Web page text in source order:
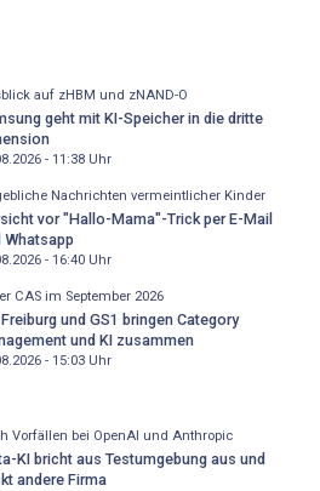
auf zHBM und zNAND-O
geht mit KI-Speicher in die dritte
- 11:38Uhr
Nachrichten vermeintlicher Kinder
vor "Hallo-Mama"-Trick per E-Mail
Whatsapp
- 16:40Uhr
CAS im September 2026
und GS1 bringen Category
und KI zusammen
- 15:03Uhr
Vorfällen bei OpenAI und Anthropic
KI bricht aus Testumgebung aus und
andere Firma